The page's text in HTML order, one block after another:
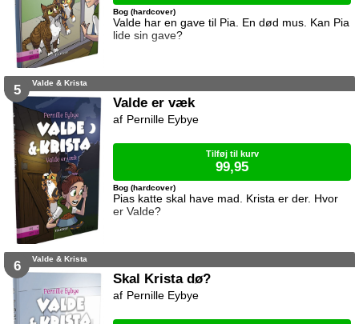
Valde har en gave til Pia. En død mus. Kan Pia
lide sin gave?
Bog (hardcover)
5 Valde & Krista
Valde er væk
Pias katte skal have mad. Krista er der. Hvor
er Valde?
Bog (hardcover)
Pernille Eybye
Tilføj til kurv
99,95
6 Valde & Krista
Skal Krista dø?
Pernille Eybye